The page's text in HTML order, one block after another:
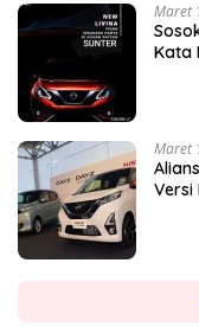
Maret
Kata
Maret
Versi